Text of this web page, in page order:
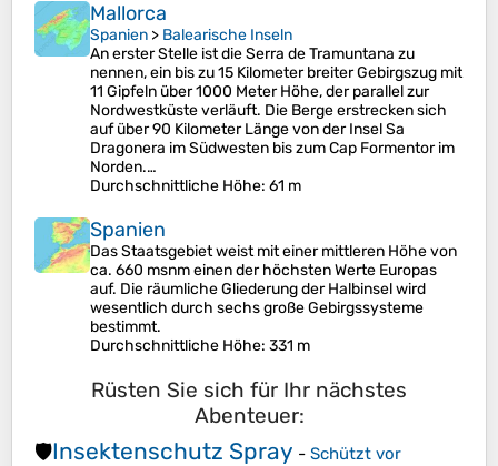
Mallorca
Spanien > Balearische Inseln
An erster Stelle ist die Serra de Tramuntana zu
nennen, ein bis zu 15 Kilometer breiter Gebirgszug mit
11 Gipfeln über 1000 Meter Höhe, der parallel zur
Nordwestküste verläuft. Die Berge erstrecken sich
auf über 90 Kilometer Länge von der Insel Sa
Dragonera im Südwesten bis zum Cap Formentor im
Norden.…
Durchschnittliche Höhe: 61 m
Spanien
Das Staatsgebiet weist mit einer mittleren Höhe von
ca. 660 msnm einen der höchsten Werte Europas
auf. Die räumliche Gliederung der Halbinsel wird
wesentlich durch sechs große Gebirgssysteme
bestimmt.
Durchschnittliche Höhe: 331 m
Rüsten Sie sich für Ihr nächstes
Abenteuer:
🛡️Insektenschutz Spray - Schützt vor